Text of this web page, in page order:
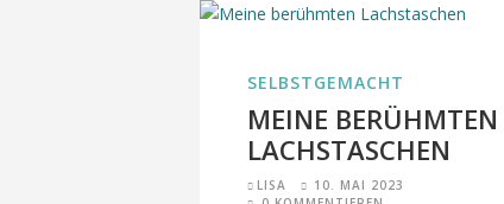
SELBSTGEMACHT
MEINE BERÜHMTEN
LACHSTASCHEN
LISA
10. MAI 2023